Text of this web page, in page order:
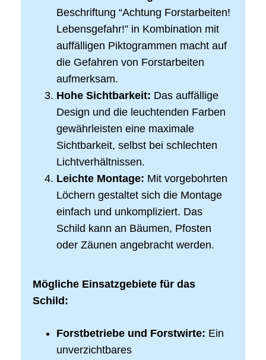
Beschriftung “Achtung Forstarbeiten!
Lebensgefahr!” in Kombination mit
auffälligen Piktogrammen macht auf
die Gefahren von Forstarbeiten
aufmerksam.
Hohe Sichtbarkeit: Das auffällige
Design und die leuchtenden Farben
gewährleisten eine maximale
Sichtbarkeit, selbst bei schlechten
Lichtverhältnissen.
Leichte Montage: Mit vorgebohrten
Löchern gestaltet sich die Montage
einfach und unkompliziert. Das
Schild kann an Bäumen, Pfosten
oder Zäunen angebracht werden.
Mögliche Einsatzgebiete für das
Schild:
Forstbetriebe und Forstwirte: Ein
unverzichtbares